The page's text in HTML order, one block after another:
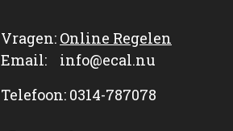
Vragen: Online Regelen
Email: info@ecal.nu
Telefoon: 0314-787078